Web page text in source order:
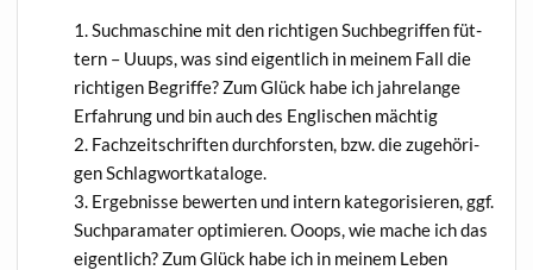
Such­ma­schi­ne mit den rich­ti­gen Such­be­grif­fen füt­
tern – Uuups, was sind eigent­lich in mei­nem Fall die
rich­ti­gen Begrif­fe? Zum Glück habe ich jah­re­lan­ge
Erfah­rung und bin auch des Eng­li­schen mächtig
Fach­zeit­schrif­ten durch­fors­ten, bzw. die zuge­hö­ri­
gen Schlagwortkataloge.
Ergeb­nis­se bewer­ten und intern kate­go­ri­sie­ren, ggf.
Such­pa­ra­ma­ter opti­mie­ren. Ooops, wie mache ich das
eigent­lich? Zum Glück habe ich in mei­nem Leben